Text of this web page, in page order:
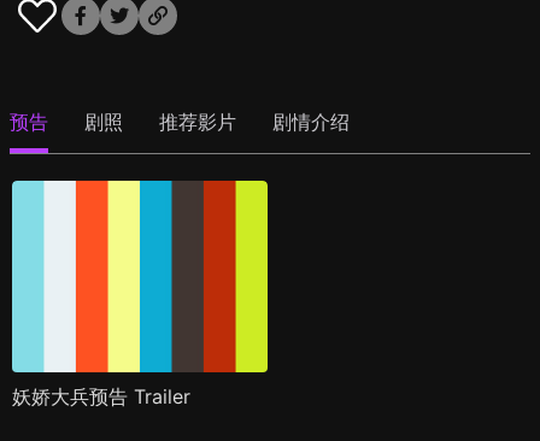
预告 剧照 推荐影片 剧情介绍
妖娇大兵预告 Trailer